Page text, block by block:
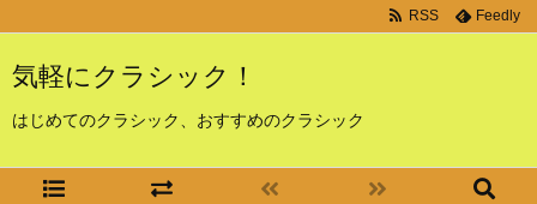
気軽にクラシック！
はじめてのクラシック、おすすめのクラシック
RSS Feedly